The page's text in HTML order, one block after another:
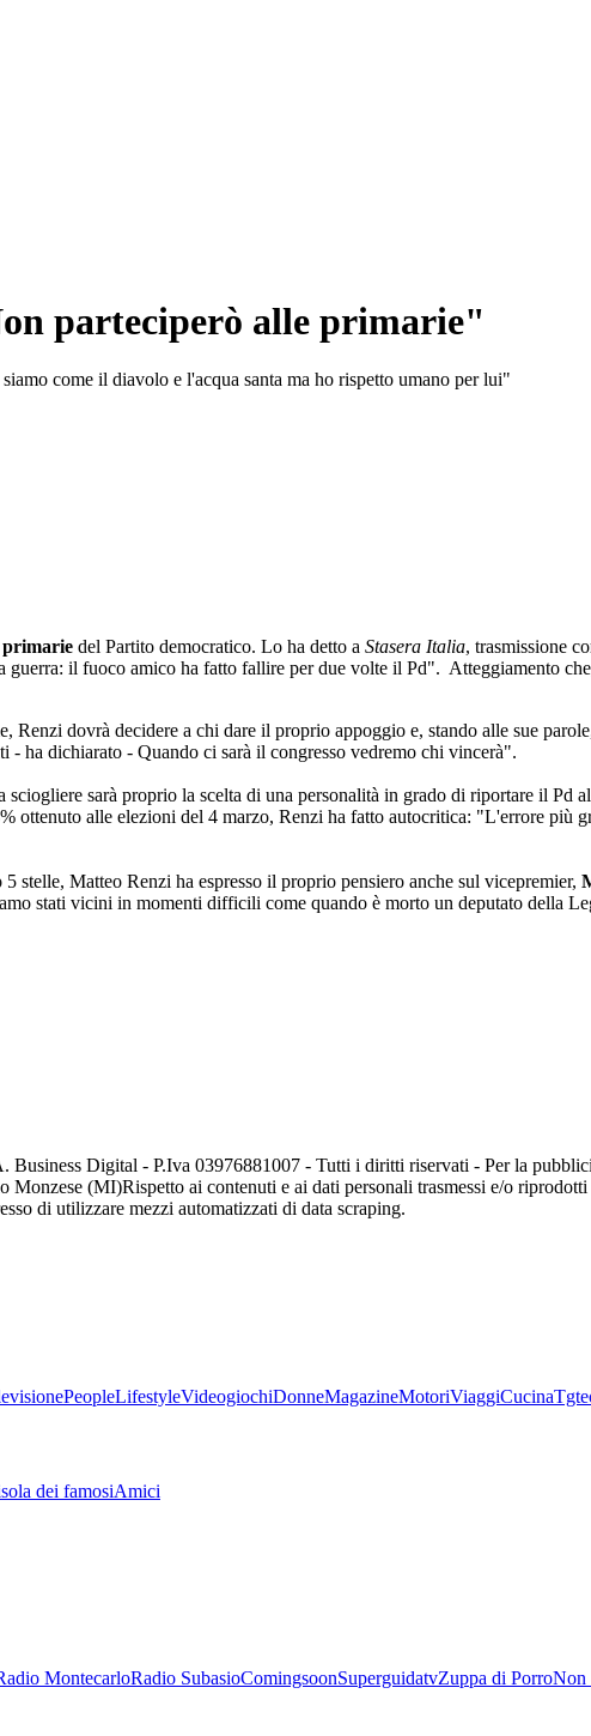
parteciperò alle primarie"
come il diavolo e l'acqua santa ma ho rispetto umano per lui"
primarie del Partito democratico. Lo ha detto a Stasera Italia, trasmissione
guerra: il fuoco amico ha fatto fallire per due volte il Pd". Atteggiamento
Renzi dovrà decidere a chi dare il proprio appoggio e, stando alle sue
- ha dichiarato - Quando ci sarà il congresso vedremo chi vincerà".
sarà proprio la scelta di una personalità in grado di riportare il Pd
ottenuto alle elezioni del 4 marzo, Renzi ha fatto autocritica: "L'errore più
stelle, Matteo Renzi ha espresso il proprio pensiero anche sul vicepremier,
stati vicini in momenti difficili come quando è morto un deputato della
Business Digital - P.Iva 03976881007 - Tutti i diritti riservati - Per la
Monzese (MI)Rispetto ai contenuti e ai dati personali trasmessi e/o
di utilizzare mezzi automatizzati di data scraping.
PeopleLifestyleVideogiochiDonneMagazineMotoriViaggiCucina
dei famosiAmici
MontecarloRadio SubasioComingsoonSuperguidatvZuppa di PorroNon